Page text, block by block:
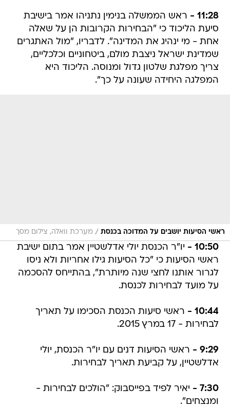
11:28 -
ראש הממשלה בנימין נתניהו אמר בישיבת
סיעת הליכוד כי "הבחירות הקרובות הן על שאלה
אחת - מי ינהיג את המדינה". לדבריו, "מול האתגרים
שמדינת ישראל ניצבת מולם, ביטחוניים וכלכליים,
צריך מפלגת שלטון גדול ומנוסה. הליכוד היא
המפלגה היחידה שעונה על כך".
ראשי הסיעות יושבים על המדוכה בכנסת / מערכת וואלה, צילום מסך
10:50 -
יו"ר הכנסת יולי אדלשטיין אמר בתום ישיבת
ראשי הסיעות כי "כל הסיעות גילו אחריות ולא ניסו
לגרור אותנו לחצי שנה מיותרת", בהתייחס להסכמה
על מועד לבחירות לכנסת.
10:44 -
ראשי סיעות הכנסת הסכימו על תאריך
לבחירות - 17 במרץ 2015.
9:29 -
ראשי הסיעות דנים עם יו"ר הכנסת, יולי
אדלשטיין, על קביעת תאריך לבחירות.
7:30 -
יאיר לפיד בפייסבוק: "הולכים לבחירות -
ומנצחים".